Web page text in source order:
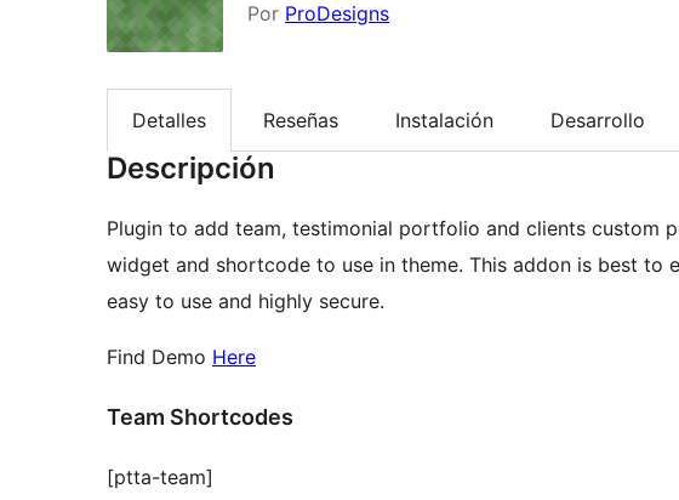
Por ProDesigns
Detalles Reseñas Instalación Desarrollo
Descripción
Plugin to add team, testimonial portfolio and clients custom
widget and shortcode to use in theme. This addon is best to
easy to use and highly secure.
Find Demo Here
Team Shortcodes
[ptta-team]